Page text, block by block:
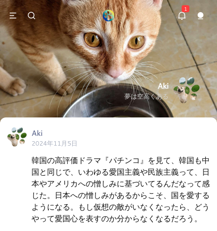
1
Aki
夢は空高くある
Aki
2024年11月5日
韓国の高評価ドラマ『パチンコ』を見て、韓国も中
国と同じで、いわゆる愛国主義や民族主義って、日
本やアメリカへの憎しみに基づいてるんだなって感
じた。日本への憎しみがあるからこそ、国を愛する
ようになる。もし仮想の敵がいなくなったら、どう
やって愛国心を表すのか分からなくなるだろう。